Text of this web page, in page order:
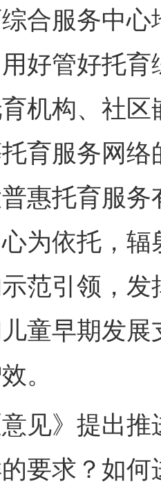
合服务中心
好管好托
机构、社
育服务网络
惠托育服
为依托，
范引领，
童早期发
。
》提出推
要求？如